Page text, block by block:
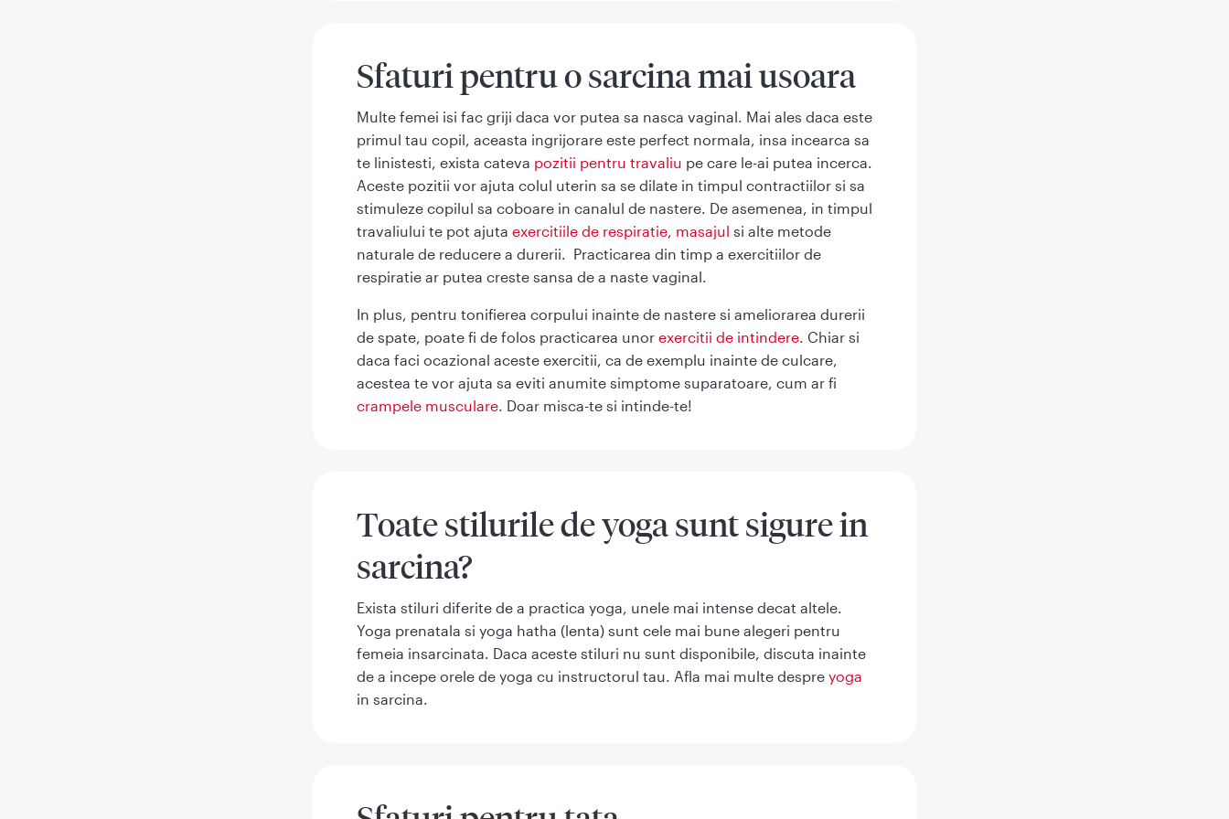
Sfaturi pentru o sarcina mai usoara
Multe femei isi fac griji daca vor putea sa nasca vaginal. Mai ales daca este
primul tau copil, aceasta ingrijorare este perfect normala, insa incearca sa
te linistesti, exista cateva pozitii pentru travaliu pe care le-ai putea incerca.
Aceste pozitii vor ajuta colul uterin sa se dilate in timpul contractiilor si sa
stimuleze copilul sa coboare in canalul de nastere. De asemenea, in timpul
travaliului te pot ajuta exercitiile de respiratie, masajul si alte metode
naturale de reducere a durerii. Practicarea din timp a exercitiilor de
respiratie ar putea creste sansa de a naste vaginal.
In plus, pentru tonifierea corpului inainte de nastere si ameliorarea durerii
de spate, poate fi de folos practicarea unor exercitii de intindere. Chiar si
daca faci ocazional aceste exercitii, ca de exemplu inainte de culcare,
acestea te vor ajuta sa eviti anumite simptome suparatoare, cum ar fi
crampele musculare. Doar misca-te si intinde-te!
Toate stilurile de yoga sunt sigure in
sarcina?
Exista stiluri diferite de a practica yoga, unele mai intense decat altele.
Yoga prenatala si yoga hatha (lenta) sunt cele mai bune alegeri pentru
femeia insarcinata. Daca aceste stiluri nu sunt disponibile, discuta inainte
de a incepe orele de yoga cu instructorul tau. Afla mai multe despre yoga
in sarcina.